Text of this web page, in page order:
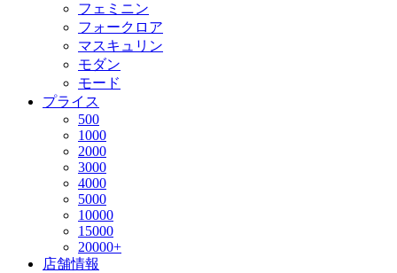
フェミニン
フォークロア
マスキュリン
モダン
モード
プライス
500
1000
2000
3000
4000
5000
10000
15000
20000+
店舗情報